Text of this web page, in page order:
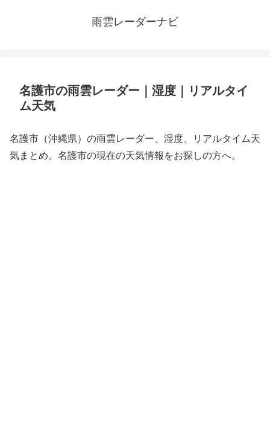
雨雲レーダーナビ
名護市の雨雲レーダー｜湿度｜リアルタイ
ム天気
名護市（沖縄県）の雨雲レーダー、湿度、リアルタイム天
気まとめ。名護市の現在の天気情報をお探しの方へ。